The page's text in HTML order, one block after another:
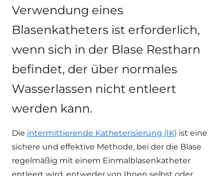
Verwendung eines
Blasenkatheters ist erforderlich,
wenn sich in der Blase Restharn
befindet, der über normales
Wasserlassen nicht entleert
werden kann.
Die intermittierende Katheterisierung (IK) ist eine
sichere und effektive Methode, bei der die Blase
regelmäßig mit einem Einmalblasenkatheter